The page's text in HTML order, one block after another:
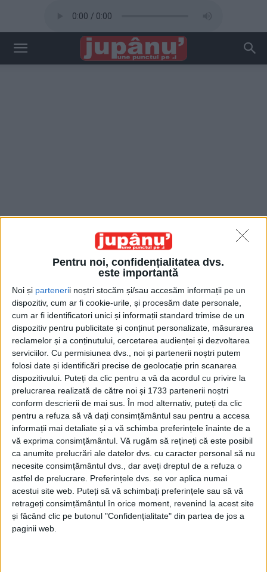
Pentru noi, confidențialitatea dvs.
este importantă
Noi și partenerii noștri stocăm și/sau accesăm informații pe un
dispozitiv, cum ar fi cookie-urile, și procesăm date personale,
cum ar fi identificatori unici și informații standard trimise de un
dispozitiv pentru publicitate și conținut personalizate, măsurarea
reclamelor și a conținutului, cercetarea audienței și dezvoltarea
serviciilor. Cu permisiunea dvs., noi și partenerii noștri putem
folosi date și identificări precise de geolocație prin scanarea
dispozitivului. Puteți da clic pentru a vă da acordul cu privire la
prelucrarea realizată de către noi și 1733 partenerii noștri
conform descrierii de mai sus. În mod alternativ, puteți da clic
pentru a refuza să vă dați consimțământul sau pentru a accesa
informații mai detaliate și a vă schimba preferințele înainte de a
vă exprima consimțământul. Vă rugăm să rețineți că este posibil
ca anumite prelucrări ale datelor dvs. cu caracter personal să nu
necesite consimțământul dvs., dar aveți dreptul de a refuza o
astfel de prelucrare. Preferințele dvs. se vor aplica numai
acestui site web. Puteți să vă schimbați preferințele sau să vă
retrageți consimțământul în orice moment, revenind la acest site
și făcând clic pe butonul "Confidențialitate" din partea de jos a
paginii web.
Acasă Etichete Poem
Etichetă: poem
Poeme scrise pe șervețel, la șpriț